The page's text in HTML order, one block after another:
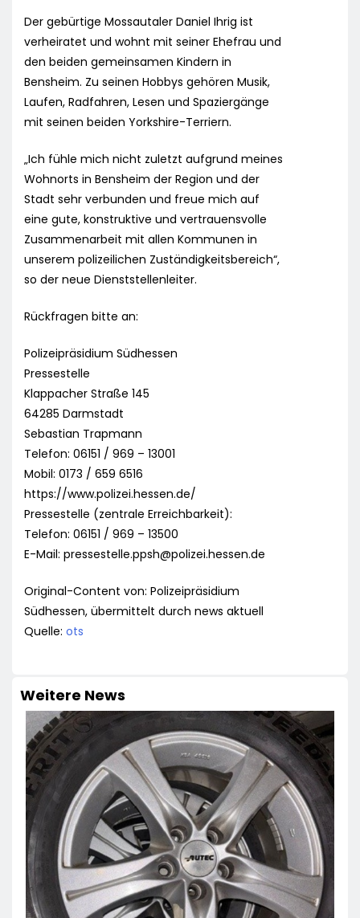
Der gebürtige Mossautaler Daniel Ihrig ist
verheiratet und wohnt mit seiner Ehefrau und
den beiden gemeinsamen Kindern in
Bensheim. Zu seinen Hobbys gehören Musik,
Laufen, Radfahren, Lesen und Spaziergänge
mit seinen beiden Yorkshire-Terriern.
„Ich fühle mich nicht zuletzt aufgrund meines
Wohnorts in Bensheim der Region und der
Stadt sehr verbunden und freue mich auf
eine gute, konstruktive und vertrauensvolle
Zusammenarbeit mit allen Kommunen in
unserem polizeilichen Zuständigkeitsbereich“,
so der neue Dienststellenleiter.
Rückfragen bitte an:
Polizeipräsidium Südhessen
Pressestelle
Klappacher Straße 145
64285 Darmstadt
Sebastian Trapmann
Telefon: 06151 / 969 – 13001
Mobil: 0173 / 659 6516
https://www.polizei.hessen.de/
Pressestelle (zentrale Erreichbarkeit):
Telefon: 06151 / 969 – 13500
E-Mail: pressestelle.ppsh@polizei.hessen.de
Original-Content von: Polizeipräsidium
Südhessen, übermittelt durch news aktuell
Quelle: ots
Weitere News